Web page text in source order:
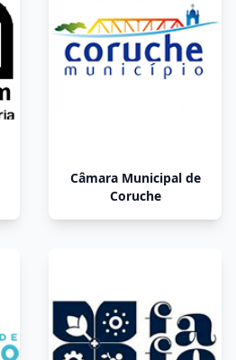
Câmara Municipal de
Coruche